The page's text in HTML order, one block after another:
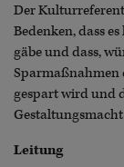
Der
Bedenken, dass
gäbe und dass,
Sparmaßnahmen
gespart wird und
Leitung